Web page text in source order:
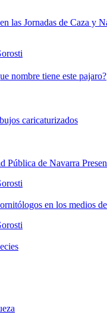
las Jornadas de Caza y
nombre tiene este pajaro?
caricaturizados
Pública de Navarra
en los medios